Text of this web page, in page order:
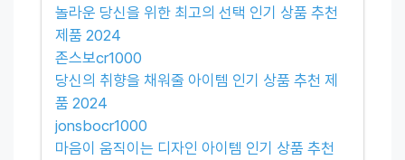
놀라운 당신을 위한 최고의 선택 인기 상품 추천
제품 2024
존스보cr1000
당신의 취향을 채워줄 아이템 인기 상품 추천 제
품 2024
jonsbocr1000
마음이 움직이는 디자인 아이템 인기 상품 추천